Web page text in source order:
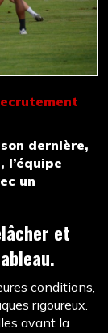
dernière,
l’équipe
un
et
conditions,
rigoureux.
avant la